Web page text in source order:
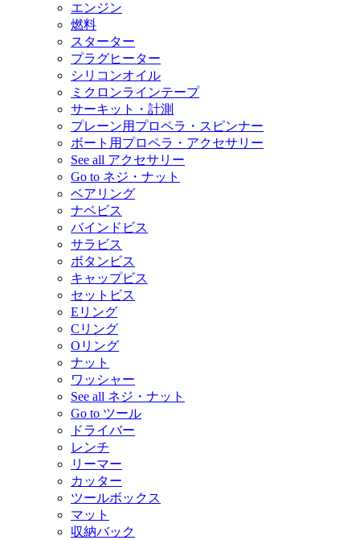
エンジン
燃料
スターター
プラグヒーター
シリコンオイル
ミクロンラインテープ
サーキット・計測
プレーン用プロペラ・スピンナー
ボート用プロペラ・アクセサリー
See all アクセサリー
Go to ネジ・ナット
ベアリング
ナベビス
バインドビス
サラビス
ボタンビス
キャップビス
セットビス
Eリング
Cリング
Oリング
ナット
ワッシャー
See all ネジ・ナット
Go to ツール
ドライバー
レンチ
リーマー
カッター
ツールボックス
マット
収納バック